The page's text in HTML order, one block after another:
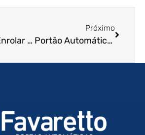
Portão de Enrolar Automático em Hortolândia – SP
Próximo
Portão Automático de Enrolar em Natal – RN